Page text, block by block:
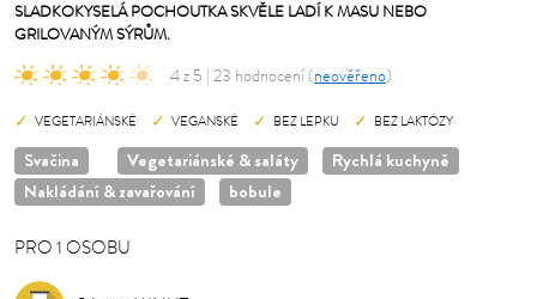
SLADKOKYSELÁ POCHOUTKA SKVĚLE LADÍ K MASU NEBO
GRILOVANÝM SÝRŮM.
4 z 5 | 23 hodnocení (neověřeno)
VEGETARIÁNSKÉ VEGANSKÉ BEZ LEPKU BEZ LAKTÓZY
Svačina Vegetariánské & saláty
Rychlá kuchyně
Nakládání & zavařování
bobule
PRO1OSOBU
OSOBU